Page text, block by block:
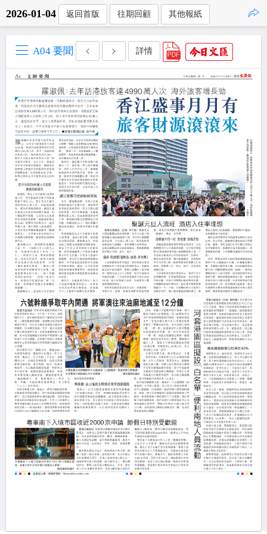
2026-01-04 返回首版 往期回顧 其他報紙
A04 要聞 詳情